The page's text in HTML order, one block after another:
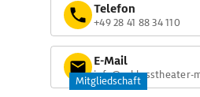
Telefon
+49 28 41 88 34 110
E-Mail
info@schlosstheater-
Mitgliedschaft